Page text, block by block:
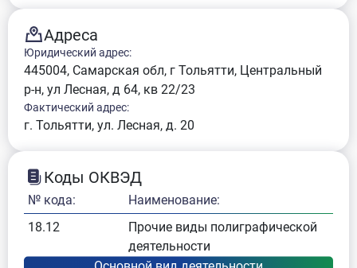
Адреса
Юридический адрес:
445004, Самарская обл, г Тольятти, Центральный
р-н, ул Лесная, д 64, кв 22/23
Фактический адрес:
г. Тольятти, ул. Лесная, д. 20
Коды ОКВЭД
№ кода:
Наименование:
18.12
Прочие виды полиграфической
деятельности